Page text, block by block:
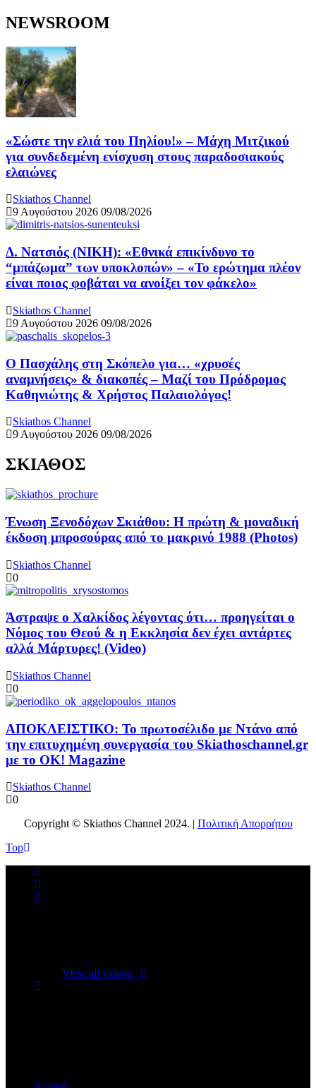
NEWSROOM
«Σώστε την ελιά του Πηλίου!» – Μάχη Μιτζικού
για συνδεδεμένη ενίσχυση στους παραδοσιακούς
ελαιώνες
Skiathos Channel
9 Αυγούστου 2026 09/08/2026
Δ. Νατσιός (ΝΙΚΗ): «Εθνικά επικίνδυνο το
“μπάζωμα” των υποκλοπών» – «Το ερώτημα πλέον
είναι ποιος φοβάται να ανοίξει τον φάκελο»
Skiathos Channel
9 Αυγούστου 2026 09/08/2026
Ο Πασχάλης στη Σκόπελο για… «χρυσές
αναμνήσεις» & διακοπές – Μαζί του Πρόδρομος
Καθηνιώτης & Χρήστος Παλαιολόγος!
Skiathos Channel
9 Αυγούστου 2026 09/08/2026
ΣΚΙΑΘΟΣ
Ένωση Ξενοδόχων Σκιάθου: Η πρώτη & μοναδική
έκδοση μπροσούρας από το μακρινό 1988 (Photos)
Skiathos Channel
0
Άστραψε ο Χαλκίδος λέγοντας ότι… προηγείται ο
Νόμος του Θεού & η Εκκλησία δεν έχει αντάρτες
αλλά Μάρτυρες! (Video)
Skiathos Channel
0
ΑΠΟΚΛΕΙΣΤΙΚΟ: Το πρωτοσέλιδο με Ντάνο από
την επιτυχημένη συνεργασία του Skiathoschannel.gr
με το OK! Magazine
Skiathos Channel
0
Copyright © Skiathos Channel 2024. | Πολιτική Απορρήτου
Top
View all videos